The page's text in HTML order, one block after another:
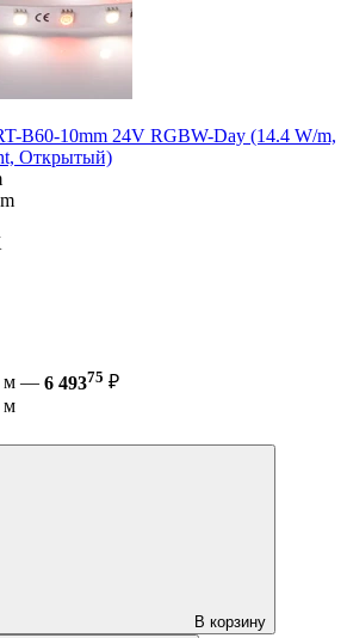
B60-10mm 24V RGBW-Day (14.4 W/m,
Открытый)
м — 6 49375 ₽
м
В корзину